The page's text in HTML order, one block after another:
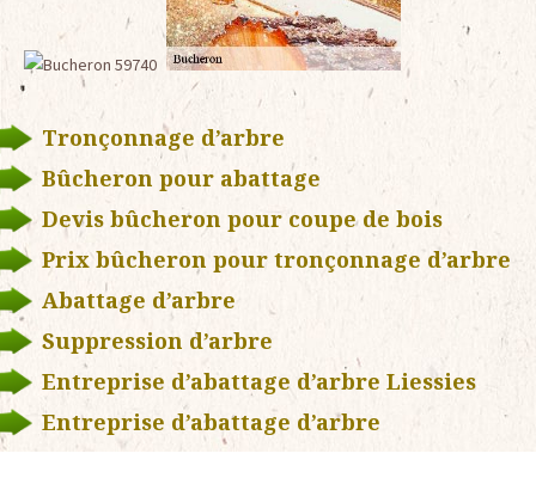
Tronçonnage d’arbre
Bûcheron pour abattage
Devis bûcheron pour coupe de bois
Prix bûcheron pour tronçonnage d’arbre
Abattage d’arbre
Suppression d’arbre
Entreprise d’abattage d’arbre Liessies
Entreprise d’abattage d’arbre